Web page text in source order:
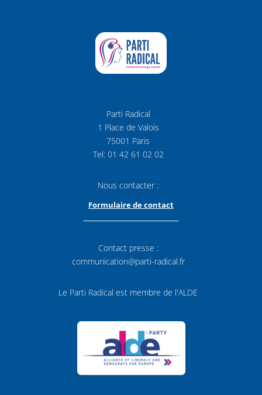
Parti Radical
1 Place de Valois
75001 Paris
Tel: 01 42 61 02 02
Nous contacter :
Formulaire de contact
Contact presse :
communication@parti-radical.fr
Le Parti Radical est membre de l'ALDE